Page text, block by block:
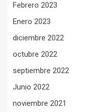
Febrero 2023
Enero 2023
diciembre 2022
octubre 2022
septiembre 2022
Junio 2022
noviembre 2021